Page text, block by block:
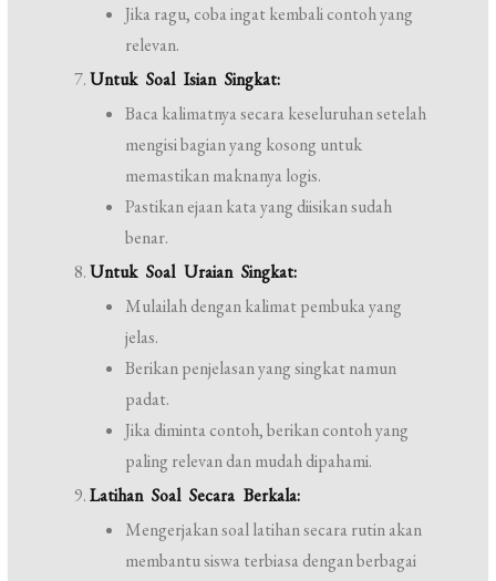
Jika ragu, coba ingat kembali contoh yang
relevan.
Untuk Soal Isian Singkat:
Baca kalimatnya secara keseluruhan setelah
mengisi bagian yang kosong untuk
memastikan maknanya logis.
Pastikan ejaan kata yang diisikan sudah
benar.
Untuk Soal Uraian Singkat:
Mulailah dengan kalimat pembuka yang
jelas.
Berikan penjelasan yang singkat namun
padat.
Jika diminta contoh, berikan contoh yang
paling relevan dan mudah dipahami.
Latihan Soal Secara Berkala:
Mengerjakan soal latihan secara rutin akan
membantu siswa terbiasa dengan berbagai